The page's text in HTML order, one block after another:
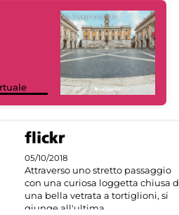
05/10/2018
Attraverso uno stretto passaggio
con una curiosa loggetta chiusa
una bella vetrata a tortiglioni, si
giunge all'ultima